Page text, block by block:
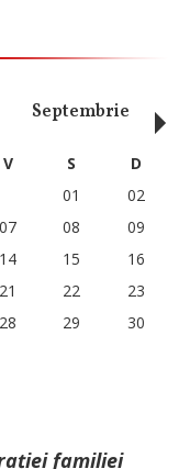
Septembrie
V S
D
01
02
07 08
09
14 15
16
21 22
23
28 29
30
familiei